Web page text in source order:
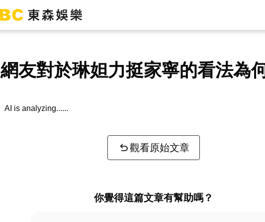
網友對於琳妲力挺家寧的看法為
AI is analyzing...
觀看原始文章
你覺得這篇文章有幫助嗎？